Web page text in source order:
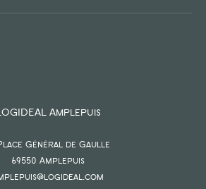
Amplepuis
Général de Gaulle
69550 amplepuis